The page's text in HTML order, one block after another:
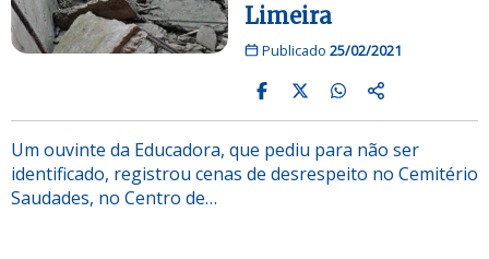
Limeira
Publicado 25/02/2021
Um ouvinte da Educadora, que pediu para não ser
identificado, registrou cenas de desrespeito no Cemitério
Saudades, no Centro de…